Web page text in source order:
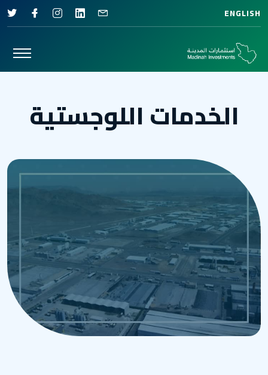
ENGLISH
الخدمات اللوجستية